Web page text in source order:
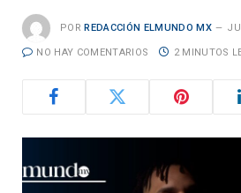
POR REDACCIÓN ELMUNDO MX
NO HAY COMENTARIOS 2 MINUTOS